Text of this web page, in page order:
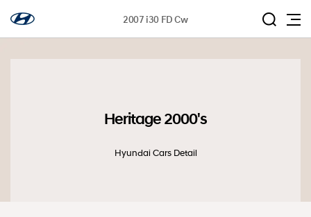
2007 i30 FD Cw
Heritage 2000's
Hyundai Cars Detail